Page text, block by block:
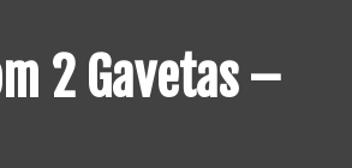
2 Gavetas –